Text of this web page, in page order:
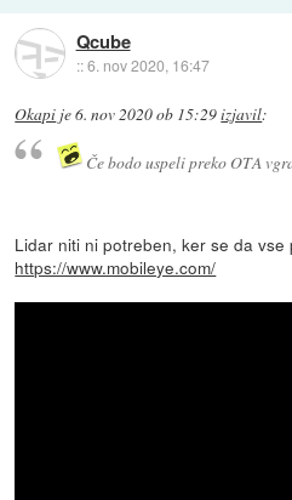
Qcube
::6. nov 2020, 16:47
Okapi je6. nov 2020 ob 15:29izjavil:
Če bodo uspeli preko OTA
Lidar niti ni potreben, ker se da vse
https://www.mobileye.com/